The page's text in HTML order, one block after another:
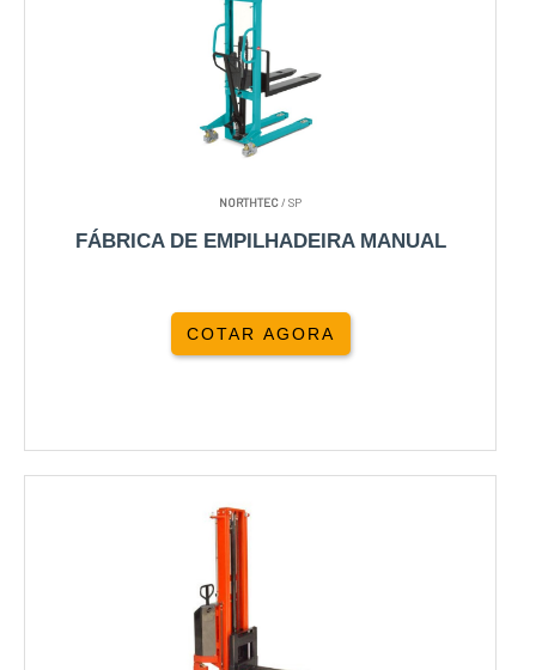
NORTHTEC/ SP
FÁBRICA DE EMPILHADEIRA MANUAL
COTAR AGORA